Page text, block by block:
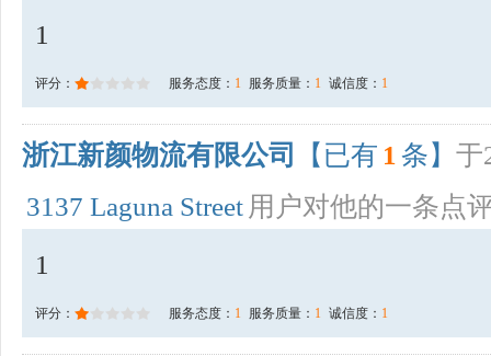
1
评分： 服务态度： 1 服务质量： 1 诚信度： 1
浙江新颜物流有限公司 【已有 1 条】 于
3137 Laguna Street 用户对他的一条点
1
评分： 服务态度： 1 服务质量： 1 诚信度： 1